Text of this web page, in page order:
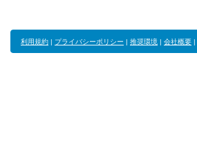
利用規約 | プライバシーポリシー | 推奨環境 | 会社概要 |